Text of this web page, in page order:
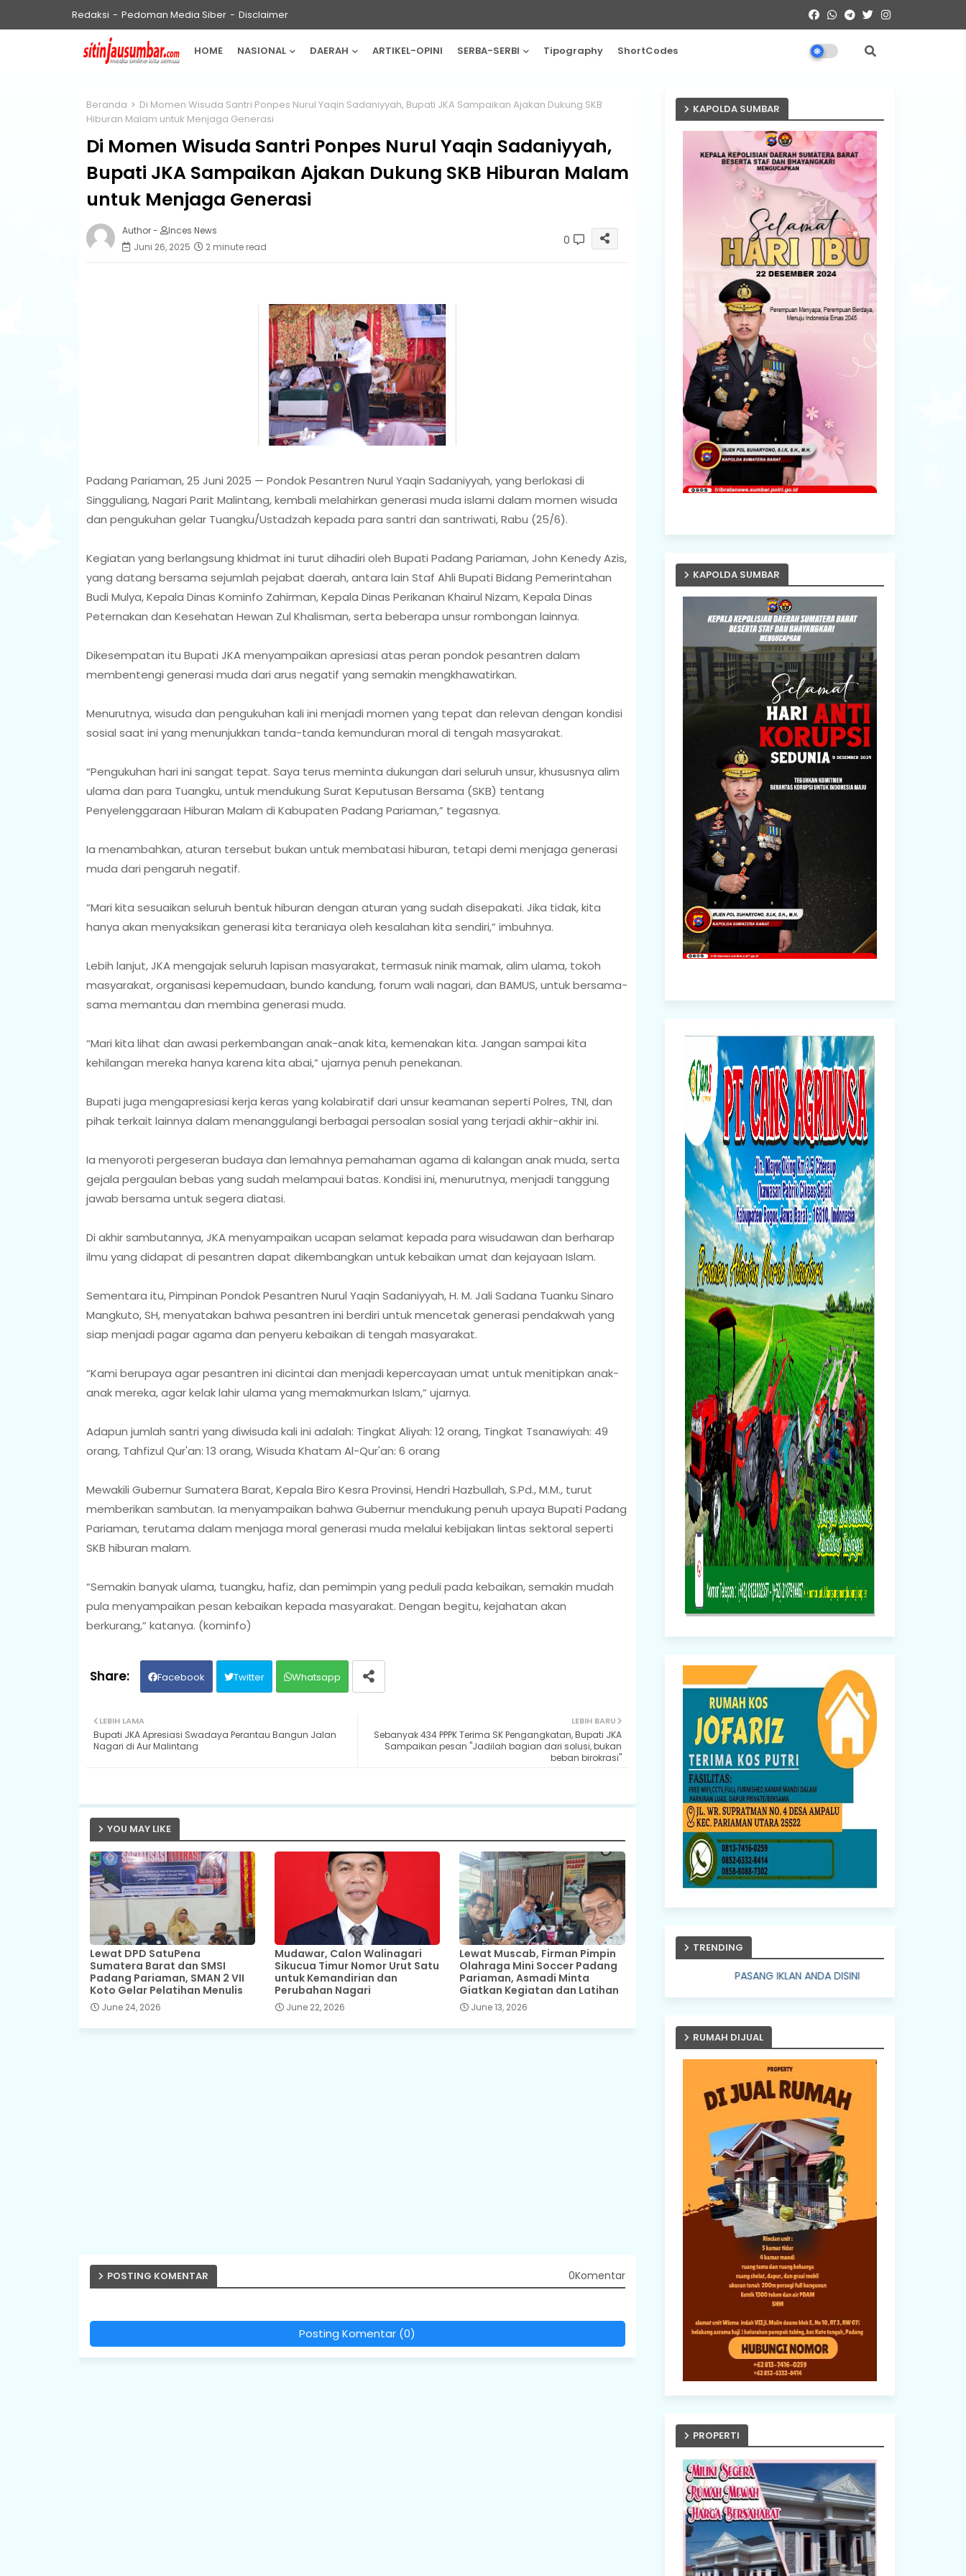
Redaksi Pedoman Media Siber Disclaimer
HOME NASIONAL DAERAH ARTIKEL-OPINI SERBA-SERBI Tipography ShortCodes
Beranda
Di Momen Wisuda Santri Ponpes Nurul Yaqin Sadaniyyah, Bupati JKA Sampaikan Ajakan Dukung SKB
Hiburan Malam untuk Menjaga Generasi
Di Momen Wisuda Santri Ponpes Nurul Yaqin Sadaniyyah,
Bupati JKA Sampaikan Ajakan Dukung SKB Hiburan Malam
untuk Menjaga Generasi
Author -
Inces News
Juni 26, 2025
2 minute read 0
Padang Pariaman, 25 Juni 2025 — Pondok Pesantren Nurul Yaqin Sadaniyyah, yang berlokasi di
Singguliang, Nagari Parit Malintang, kembali melahirkan generasi muda islami dalam momen wisuda
dan pengukuhan gelar Tuangku/Ustadzah kepada para santri dan santriwati, Rabu (25/6).
Kegiatan yang berlangsung khidmat ini turut dihadiri oleh Bupati Padang Pariaman, John Kenedy Azis,
yang datang bersama sejumlah pejabat daerah, antara lain Staf Ahli Bupati Bidang Pemerintahan
Budi Mulya, Kepala Dinas Kominfo Zahirman, Kepala Dinas Perikanan Khairul Nizam, Kepala Dinas
Peternakan dan Kesehatan Hewan Zul Khalisman, serta beberapa unsur rombongan lainnya.
Dikesempatan itu Bupati JKA menyampaikan apresiasi atas peran pondok pesantren dalam
membentengi generasi muda dari arus negatif yang semakin mengkhawatirkan.
Menurutnya, wisuda dan pengukuhan kali ini menjadi momen yang tepat dan relevan dengan kondisi
sosial saat ini yang menunjukkan tanda-tanda kemunduran moral di tengah masyarakat.
“Pengukuhan hari ini sangat tepat. Saya terus meminta dukungan dari seluruh unsur, khususnya alim
ulama dan para Tuangku, untuk mendukung Surat Keputusan Bersama (SKB) tentang
Penyelenggaraan Hiburan Malam di Kabupaten Padang Pariaman,” tegasnya.
Ia menambahkan, aturan tersebut bukan untuk membatasi hiburan, tetapi demi menjaga generasi
muda dari pengaruh negatif.
“Mari kita sesuaikan seluruh bentuk hiburan dengan aturan yang sudah disepakati. Jika tidak, kita
hanya akan menyaksikan generasi kita teraniaya oleh kesalahan kita sendiri,” imbuhnya.
Lebih lanjut, JKA mengajak seluruh lapisan masyarakat, termasuk ninik mamak, alim ulama, tokoh
masyarakat, organisasi kepemudaan, bundo kandung, forum wali nagari, dan BAMUS, untuk bersama-
sama memantau dan membina generasi muda.
“Mari kita lihat dan awasi perkembangan anak-anak kita, kemenakan kita. Jangan sampai kita
kehilangan mereka hanya karena kita abai,” ujarnya penuh penekanan.
Bupati juga mengapresiasi kerja keras yang kolabiratif dari unsur keamanan seperti Polres, TNI, dan
pihak terkait lainnya dalam menanggulangi berbagai persoalan sosial yang terjadi akhir-akhir ini.
Ia menyoroti pergeseran budaya dan lemahnya pemahaman agama di kalangan anak muda, serta
gejala pergaulan bebas yang sudah melampaui batas. Kondisi ini, menurutnya, menjadi tanggung
jawab bersama untuk segera diatasi.
Di akhir sambutannya, JKA menyampaikan ucapan selamat kepada para wisudawan dan berharap
ilmu yang didapat di pesantren dapat dikembangkan untuk kebaikan umat dan kejayaan Islam.
Sementara itu, Pimpinan Pondok Pesantren Nurul Yaqin Sadaniyyah, H. M. Jali Sadana Tuanku Sinaro
Mangkuto, SH, menyatakan bahwa pesantren ini berdiri untuk mencetak generasi pendakwah yang
siap menjadi pagar agama dan penyeru kebaikan di tengah masyarakat.
“Kami berupaya agar pesantren ini dicintai dan menjadi kepercayaan umat untuk menitipkan anak-
anak mereka, agar kelak lahir ulama yang memakmurkan Islam,” ujarnya.
Adapun jumlah santri yang diwisuda kali ini adalah: Tingkat Aliyah: 12 orang, Tingkat Tsanawiyah: 49
orang, Tahfizul Qur'an: 13 orang, Wisuda Khatam Al-Qur'an: 6 orang
Mewakili Gubernur Sumatera Barat, Kepala Biro Kesra Provinsi, Hendri Hazbullah, S.Pd., M.M., turut
memberikan sambutan. Ia menyampaikan bahwa Gubernur mendukung penuh upaya Bupati Padang
Pariaman, terutama dalam menjaga moral generasi muda melalui kebijakan lintas sektoral seperti
SKB hiburan malam.
“Semakin banyak ulama, tuangku, hafiz, dan pemimpin yang peduli pada kebaikan, semakin mudah
pula menyampaikan pesan kebaikan kepada masyarakat. Dengan begitu, kejahatan akan
berkurang,” katanya. (kominfo)
Facebook Twitter Whatsapp
LEBIH BARU
Sebanyak 434 PPPK Terima SK Pengangkatan, Bupati JKA
Sampaikan pesan "Jadilah bagian dari solusi, bukan
beban birokrasi"
LEBIH LAMA
Bupati JKA Apresiasi Swadaya Perantau Bangun Jalan
Nagari di Aur Malintang
YOU MAY LIKE
Lewat DPD SatuPena
Sumatera Barat dan SMSI
Padang Pariaman, SMAN 2 VII
Koto Gelar Pelatihan Menulis
June 24, 2026
Mudawar, Calon Walinagari
Sikucua Timur Nomor Urut Satu
untuk Kemandirian dan
Perubahan Nagari
June 22, 2026
Lewat Muscab, Firman Pimpin
Olahraga Mini Soccer Padang
Pariaman, Asmadi Minta
Giatkan Kegiatan dan Latihan
June 13, 2026
POSTING KOMENTAR 0Komentar
Posting Komentar (0)
KAPOLDA SUMBAR
KAPOLDA SUMBAR
TRENDING
PASANG IKLAN ANDA DISINI
RUMAH DIJUAL
PROPERTI